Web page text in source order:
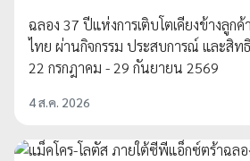
ฉลอง 37 ปีแห่งการเติบโตเคียงข้างลูก
ไทย ผ่านกิจกรรม ประสบการณ์ และสิท
22 กรกฎาคม - 29 กันยายน 2569
4 ส.ค. 2026